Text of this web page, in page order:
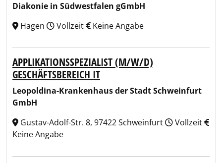
Diakonie in Südwestfalen gGmbH
Hagen
Vollzeit Keine Angabe
APPLIKATIONSSPEZIALIST (M/W/D)
GESCHÄFTSBEREICH IT
Leopoldina-Krankenhaus der Stadt Schweinfurt
GmbH
Gustav-Adolf-Str. 8, 97422 Schweinfurt
Vollzeit
Keine Angabe